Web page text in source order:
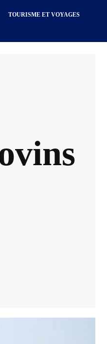
TOURISME ET VOYAGES